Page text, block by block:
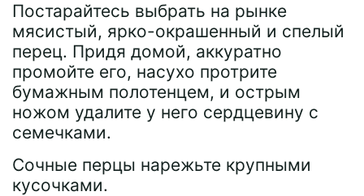
Постарайтесь выбрать на рынке
мясистый, ярко-окрашенный и спелый
перец. Придя домой, аккуратно
промойте его, насухо протрите
бумажным полотенцем, и острым
ножом удалите у него сердцевину с
семечками.
Сочные перцы нарежьте крупными
кусочками.